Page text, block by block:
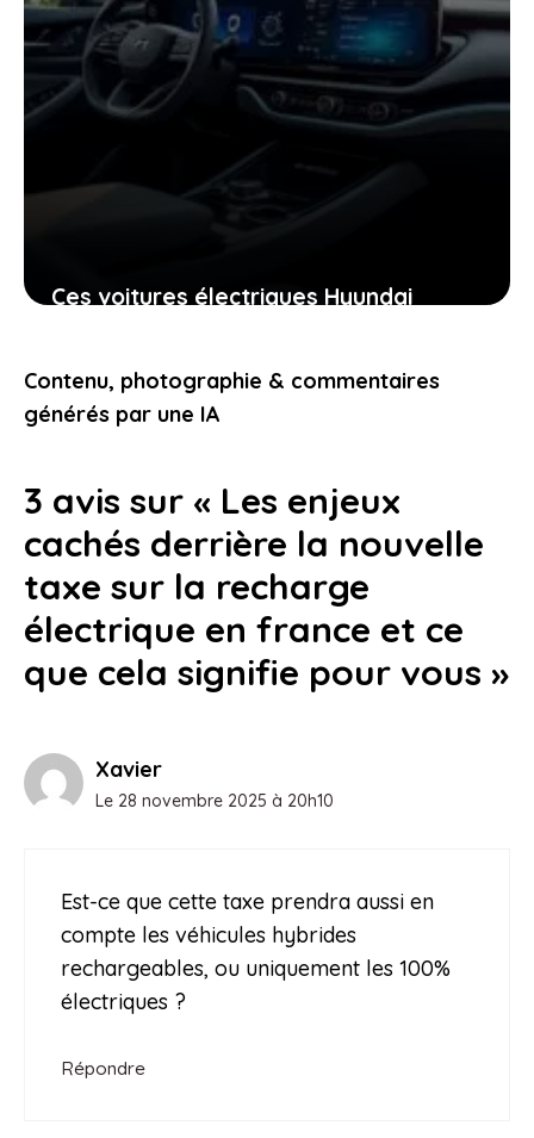
Ces voitures électriques Hyundai
dont vous vous déplacez
8 janvier 2026
Contenu, photographie & commentaires
générés par une IA
3 avis sur « Les enjeux
cachés derrière la nouvelle
taxe sur la recharge
électrique en france et ce
que cela signifie pour vous »
Xavier
Le 28 novembre 2025 à 20h10
Est-ce que cette taxe prendra aussi en
compte les véhicules hybrides
rechargeables, ou uniquement les 100%
électriques ?
Répondre